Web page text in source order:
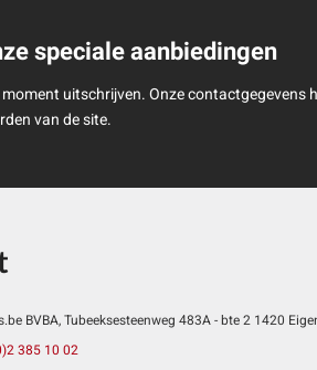
speciale aanbiedingen
moment uitschrijven. Onze contactgegevens
van de site.
BVBA, Tubeeksesteenweg 483A - bte 2 1420
385 10 02